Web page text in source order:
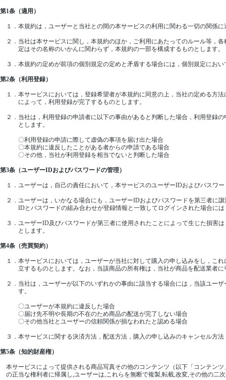
第1条（適用）
１．本規約は，ユーザーと当社との間の本サービスの利用に関わる一切の関係
２．当社は本サービスに関し，本規約のほか，ご利用にあたってのルール等，
定はその名称のいかんに関わらず，本規約の一部を構成するものとします。
３．本規約の定めが前項の個別規定の定めと矛盾する場合には，個別規定にお
第2条（利用登録）
１．本サービスにおいては，登録希望者が本規約に同意の上，当社の定める方
によって，利用登録が完了するものとします。
２．当社は，利用登録の申請者に以下の事由があると判断した場合，利用登録
とします。
〇利用登録の申請に際して虚偽の事項を届け出た場合
〇本規約に違反したことがある者からの申請である場合
〇その他，当社が利用登録を相当でないと判断した場合
第3条（ユーザーIDおよびパスワードの管理）
１．ユーザーは，自己の責任において，本サービスのユーザーIDおよびパスワ
２．ユーザーは，いかなる場合にも，ユーザーIDおよびパスワードを第三者に
IDとパスワードの組み合わせが登録情報と一致してログインされた場合には
３．ユーザーID及びパスワードが第三者に使用されたことによって生じた損害
とします。
第4条（売買契約）
１．本サービスにおいては，ユーザーが当社に対して購入の申し込みをし，こ
立するものとします。なお，当該商品の所有権は，当社が商品を配送業者に
２．当社は，ユーザーが以下のいずれかの事由に該当する場合には，当該ユー
す。
〇ユーザーが本規約に違反した場合
〇届け先不明や長期の不在のため商品の配送が完了しない場合
〇その他当社とユーザーの信頼関係が損なわれたと認める場合
３．本サービスに関する決済方法，配送方法，購入の申し込みのキャンセル方
第5条（知的財産権）
本サービスによって提供される商品写真その他のコンテンツ（以下「コンテン
の正当な権利者に帰属し,ユーザーは,これらを無断で複製,転載,改変,その他の二